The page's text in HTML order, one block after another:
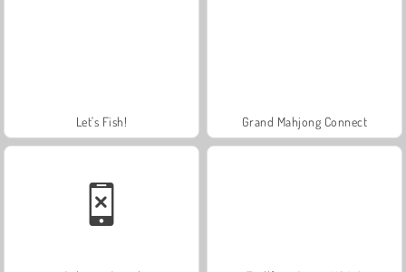
Let's Fish! Grand Mahjong Connect